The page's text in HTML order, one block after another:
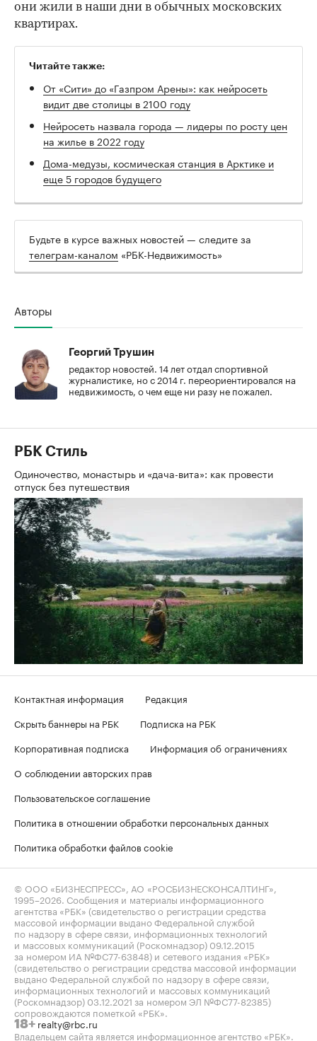
они жили в наши дни в обычных московских
квартирах.
Читайте также:
От «Сити» до «Газпром Арены»: как нейросеть
видит две столицы в 2100 году
Нейросеть назвала города — лидеры по росту цен
на жилье в 2022 году
Дома-медузы, космическая станция в Арктике и
еще 5 городов будущего
Будьте в курсе важных новостей — следите за
телеграм-каналом «РБК-Недвижимость»
Авторы
Георгий Трушин
редактор новостей. 14 лет отдал спортивной
журналистике, но с 2014 г. переориентировался на
недвижимость, о чем еще ни разу не пожалел.
РБК Стиль
Одиночество, монастырь и «дача-вита»: как провести
отпуск без путешествия
Контактная информация
Редакция
Скрыть баннеры на РБК
Подписка на РБК
Корпоративная подписка
Информация об ограничениях
О соблюдении авторских прав
Пользовательское соглашение
Политика в отношении обработки персональных данных
Политика обработки файлов cookie
© ООО «БИЗНЕСПРЕСС», АО «РОСБИЗНЕСКОНСАЛТИНГ»,
1995–2026 . Сообщения и материалы информационного
агентства «РБК» (свидетельство о регистрации средства
массовой информации выдано Федеральной службой
по надзору в сфере связи, информационных технологий
и массовых коммуникаций (Роскомнадзор) 09.12.2015
за номером ИА №ФС77-63848) и сетевого издания «РБК»
(свидетельство о регистрации средства массовой информации
выдано Федеральной службой по надзору в сфере связи,
информационных технологий и массовых коммуникаций
(Роскомнадзор) 03.12.2021 за номером ЭЛ №ФС77-82385)
сопровождаются пометкой «РБК».
18+ realty@rbc.ru
Владельцем сайта является информационное агентство «РБК».